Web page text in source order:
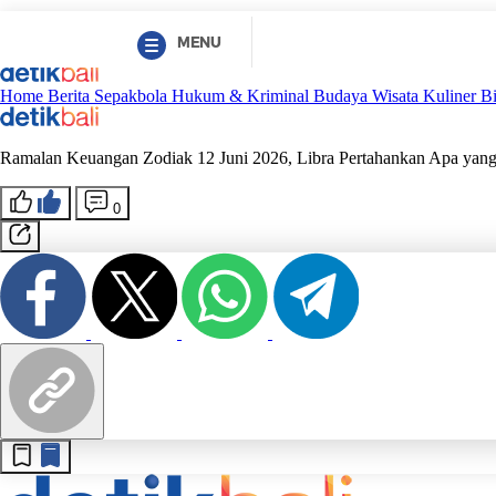
MENU
Home Berita Sepakbola Hukum & Kriminal Budaya Wisata Kuliner
Ramalan Keuangan Zodiak 12 Juni 2026, Libra Pertahankan Apa
0